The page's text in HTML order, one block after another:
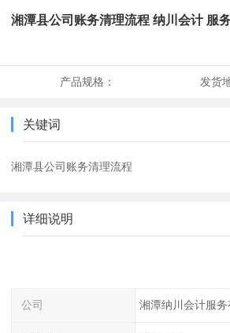
湘潭县公司账务清理流程 纳川会计 服
产品规格： 发货
关键词
湘潭县公司账务清理流程
详细说明
公司 湘潭纳川会计服务